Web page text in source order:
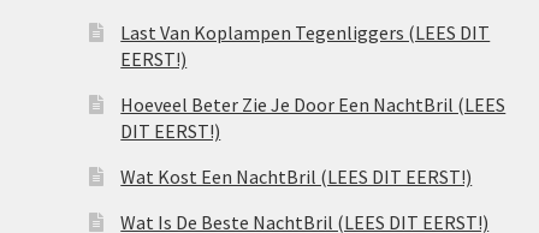
Last Van Koplampen Tegenliggers (LEES DIT
EERST!)
Hoeveel Beter Zie Je Door Een NachtBril (LEES
DIT EERST!)
Wat Kost Een NachtBril (LEES DIT EERST!)
Wat Is De Beste NachtBril (LEES DIT EERST!)